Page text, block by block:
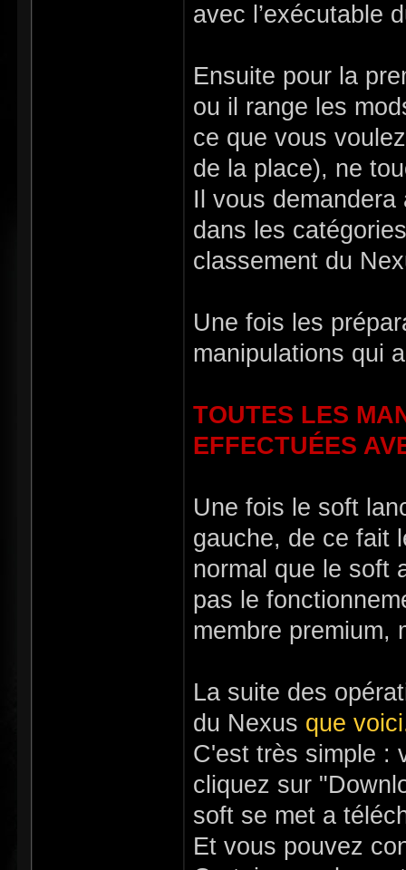
avec l’exécutable
Ensuite pour la
ou il range les
ce que vous
de la place), ne
Il vous
dans les
classement du
Une fois les
manipulations qui
TOUTES LES
EFFECTUÉES
Une fois le soft
gauche, de ce fait
normal que le soft
pas le
membre premium,
La suite des
du Nexus que
C'est très simple :
cliquez sur
soft se met a
Et vous pouvez